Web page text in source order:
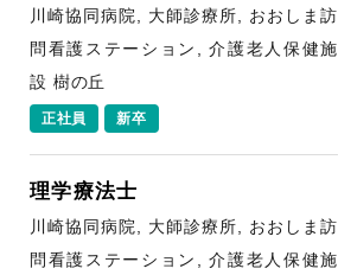
川崎協同病院, 大師診療所, おおしま訪
問看護ステーション, 介護老人保健施
設 樹の丘
正社員 新卒
理学療法士
川崎協同病院, 大師診療所, おおしま訪
問看護ステーション, 介護老人保健施